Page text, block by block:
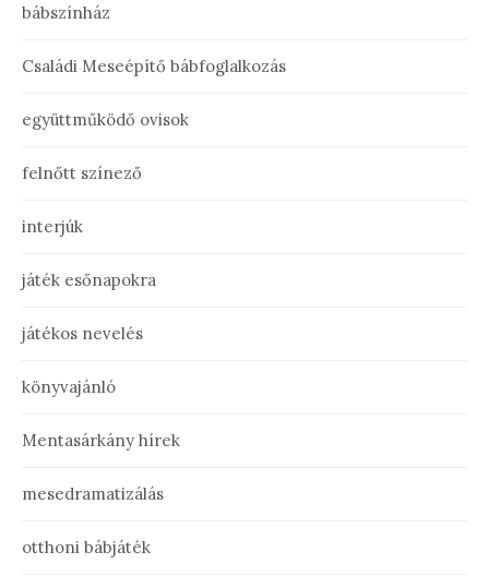
bábszínház
Családi Meseépítő bábfoglalkozás
együttműködő ovisok
felnőtt színező
interjúk
játék esőnapokra
játékos nevelés
könyvajánló
Mentasárkány hírek
mesedramatizálás
otthoni bábjáték